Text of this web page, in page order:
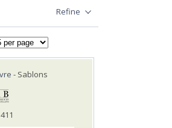
Refine
- Sablons